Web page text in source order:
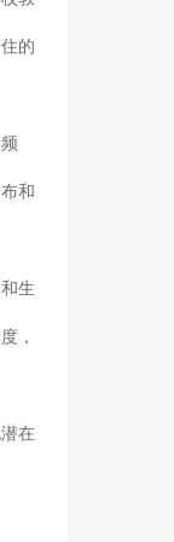
的
和
生
，
在